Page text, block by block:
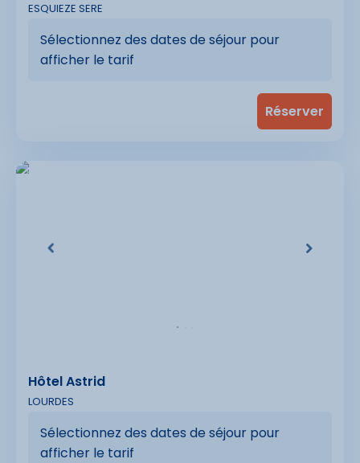
ESQUIEZE SERE
Sélectionnez des dates de séjour pour
afficher le tarif
Hôtel Astrid
LOURDES
Sélectionnez des dates de séjour pour
afficher le tarif